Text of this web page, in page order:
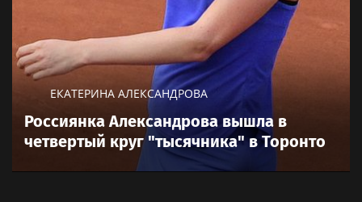
ЕКАТЕРИНА АЛЕКСАНДРОВА
Россиянка Александрова вышла в
четвертый круг "тысячника" в Торонто